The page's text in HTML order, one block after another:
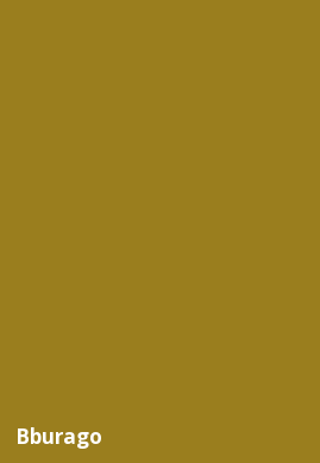
Bburago